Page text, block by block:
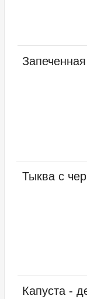
Тыква с
Капуста -